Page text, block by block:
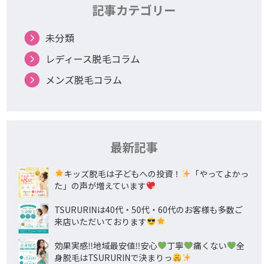
記事カテゴリー
未分類
レディース脱毛コラム
メンズ脱毛コラム
最新記事
キッズ脱毛は子どもへの投資！
「やってよかっ
た」の声が増えています
TSURURINは40代・50代・60代のお客様も多数ご
来店いただいております
効果実感‼地域最安値‼安心
丁寧 痛くない
全
身脱毛はTSURURINで決まりっ